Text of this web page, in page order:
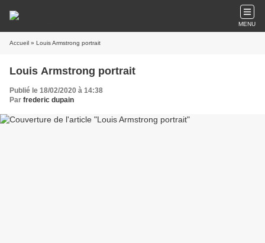
MENU
Accueil » Louis Armstrong portrait
Louis Armstrong portrait
Publié le 18/02/2020 à 14:38
Par frederic dupain